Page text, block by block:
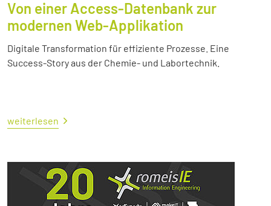
Von einer Access-Datenbank zur
modernen Web-Applikation
Digitale Transformation für effiziente Prozesse. Eine
Success-Story aus der Chemie- und Labortechnik.
weiterlesen